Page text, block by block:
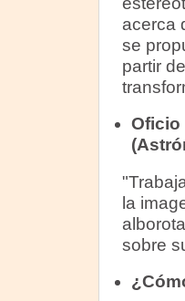
acerca
se
partir
Oficio
la
sobre